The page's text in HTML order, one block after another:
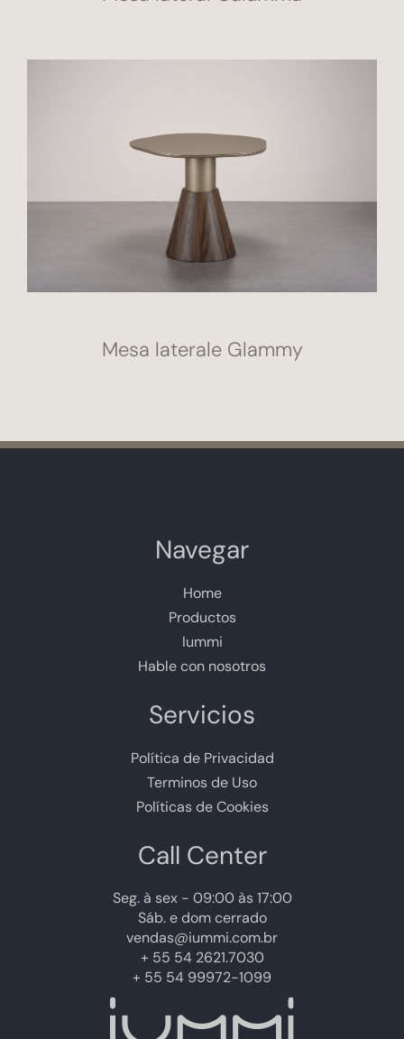
Mesa laterale Glammy
Navegar
Home
Productos
Iummi
Hable con nosotros
Servicios
Política de Privacidad
Terminos de Uso
Políticas de Cookies
Call Center
Seg. à sex - 09:00 às 17:00
Sáb. e dom cerrado
vendas@iummi.com.br
+ 55 54 2621.7030
+ 55 54 99972-1099